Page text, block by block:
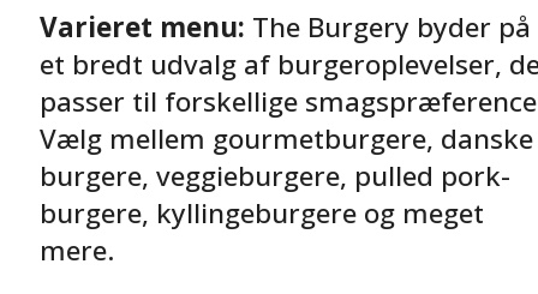
Varieret menu: The Burgery byder på
et bredt udvalg af burgeroplevelser,
passer til forskellige
Vælg mellem gourmetburgere, danske
burgere, veggieburgere, pulled pork-
burgere, kyllingeburgere og meget
mere.